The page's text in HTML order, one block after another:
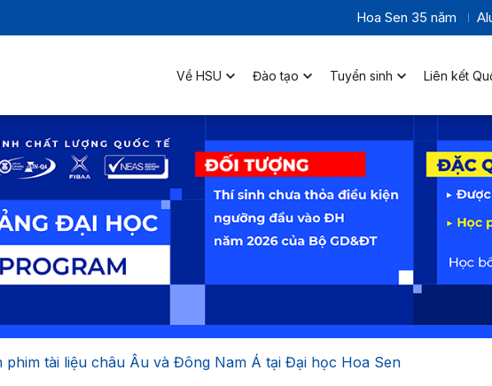
Hoa Sen 35 năm
Về HSU Đào tạo Tuyển sinh Liên kết
phim tài liệu châu Âu và Đông Nam Á tại Đại học Hoa Sen